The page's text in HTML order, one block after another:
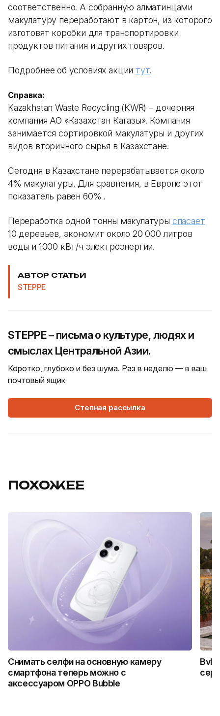
соответственно. А собранную алматинцами
макулатуру переработают в картон, из которого
изготовят коробки для транспортировки
продуктов питания и других товаров.
Подробнее об условиях акции тут.
Справка:
Kazakhstan Waste Recycling (KWR) – дочерняя
компания АО «Казахстан Кагазы». Компания
занимается сортировкой макулатуры и других
видов вторичного сырья в Казахстане.
Сегодня в Казахстане перерабатывается около
4% макулатуры. Для сравнения, в Европе этот
показатель равен 60% .
Переработка одной тонны макулатуры спасает
10 деревьев, экономит около 20 000 литров
воды и 1000 кВт/ч электроэнергии.
АВТОР СТАТЬИ
STEPPE
STEPPE – письма о культуре, людях и
смыслах Центральной Азии.
Коротко, глубоко и без шума. Раз в неделю — в ваш
почтовый ящик
Степная рассылка
ПОХОЖЕЕ
Снимать селфи на основную камеру
смартфона теперь можно с
аксессуаром OPPO Bubble